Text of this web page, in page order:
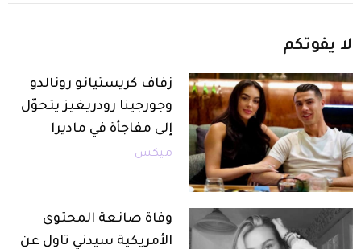
لا يفوتكم
زفاف كريستيانو رونالدو
وجورجينا رودريغيز يتحوّل
إلى مفاجأة في ماديرا
ميكس
وفاة صانعة المحتوى
الأمريكية سيدني تاول عن